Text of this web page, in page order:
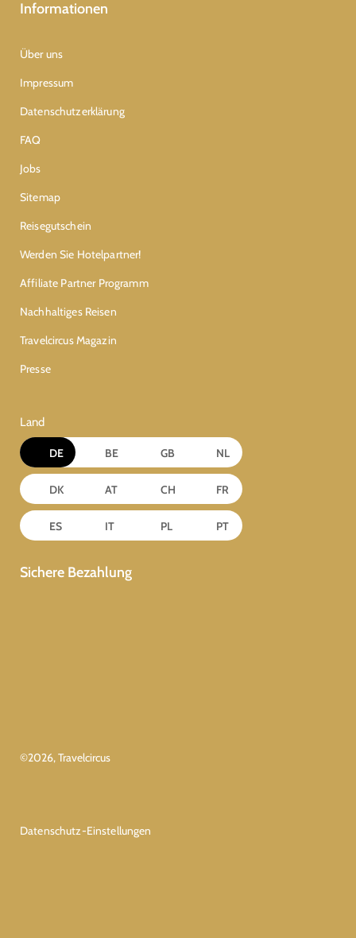
Informationen
Über uns
Impressum
Datenschutzerklärung
FAQ
Jobs
Sitemap
Reisegutschein
Werden Sie Hotelpartner!
Affiliate Partner Programm
Nachhaltiges Reisen
Travelcircus Magazin
Presse
Land
DE BE GB NL
DK AT CH FR
ES IT PL PT
Sichere Bezahlung
©2026, Travelcircus
Datenschutz-Einstellungen